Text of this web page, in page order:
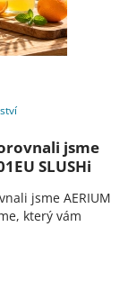
jsme
SLUSHi
jsme AERIUM
který vám